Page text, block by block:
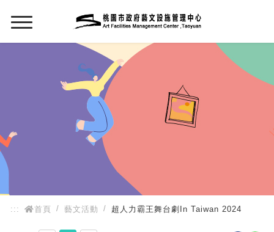
::: 首頁 藝文活動 超人力霸王舞台劇In Taiwan 2024